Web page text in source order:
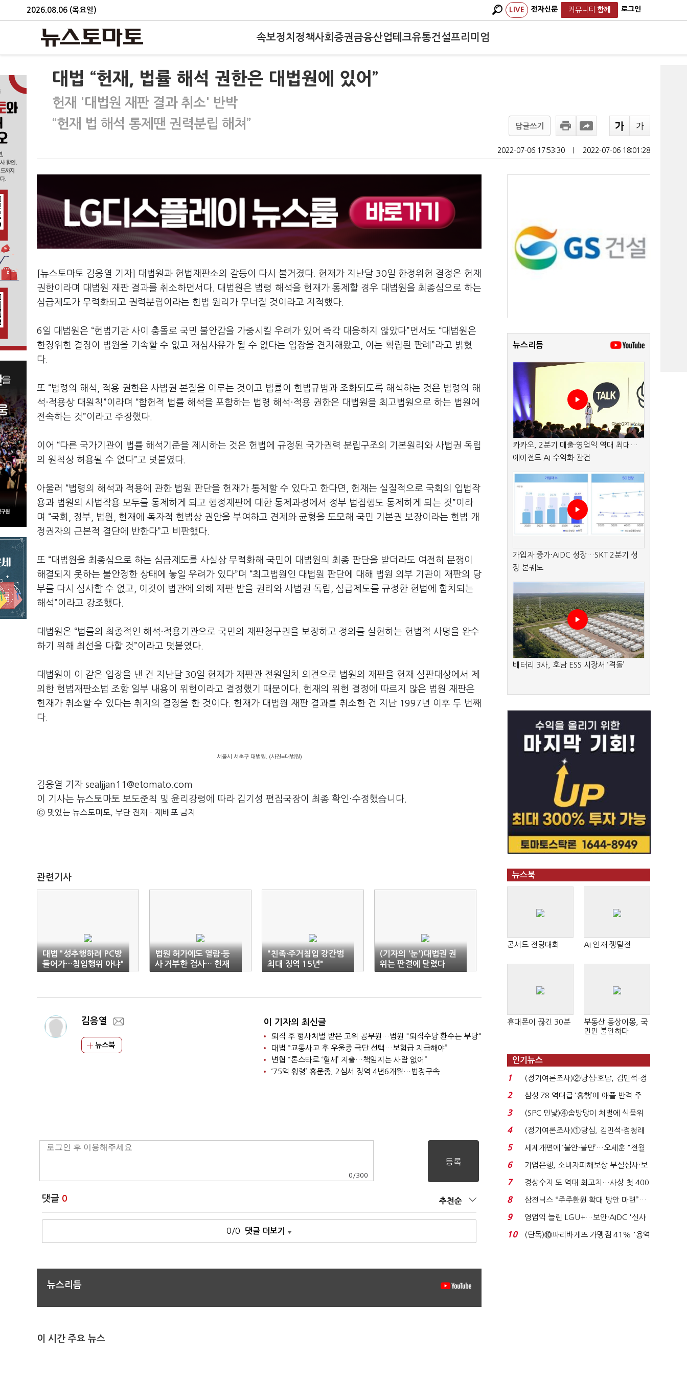
2026.08.06 (목요일) LIVE 전자신문 커뮤니티 함께 로그인
속보정치 정책사회 증권금융산업테크유통건설프리미엄
대법 “헌재, 법률 해석 권한은 대법원에 있어”
헌재 '대법원 재판 결과 취소' 반박
“헌재 법 해석 통제땐 권력분립 해쳐”
답글쓰기
2022-07-06 17:53:30 2022-07-06 18:01:28
[뉴스토마토 김응열 기자] 대법원과 헌법재판소의 갈등이 다시 불거졌다. 헌재가 지난달 30일 한정위헌 결정은 헌재
권한이라며 대법원 재판 결과를 취소하면서다. 대법원은 법령 해석을 헌재가 통제할 경우 대법원을 최종심으로 하는
심급제도가 무력화되고 권력분립이라는 헌법 원리가 무너질 것이라고 지적했다.
6일 대법원은 “헌법기관 사이 충돌로 국민 불안감을 가중시킬 우려가 있어 즉각 대응하지 않았다”면서도 “대법원은
한정위헌 결정이 법원을 기속할 수 없고 재심사유가 될 수 없다는 입장을 견지해왔고, 이는 확립된 판례”라고 밝혔
다.
또 “법령의 해석, 적용 권한은 사법권 본질을 이루는 것이고 법률이 헌법규범과 조화되도록 해석하는 것은 법령의 해
석·적용상 대원칙”이라며 “합헌적 법률 해석을 포함하는 법령 해석·적용 권한은 대법원을 최고법원으로 하는 법원에
전속하는 것”이라고 주장했다.
이어 “다른 국가기관이 법률 해석기준을 제시하는 것은 헌법에 규정된 국가권력 분립구조의 기본원리와 사법권 독립
의 원칙상 허용될 수 없다”고 덧붙였다.
아울러 “법령의 해석과 적용에 관한 법원 판단을 헌재가 통제할 수 있다고 한다면, 헌재는 실질적으로 국회의 입법작
용과 법원의 사법작용 모두를 통제하게 되고 행정재판에 대한 통제과정에서 정부 법집행도 통제하게 되는 것”이라
며 “국회, 정부, 법원, 헌재에 독자적 헌법상 권안을 부여하고 견제와 균형을 도모해 국민 기본권 보장이라는 헌법 개
정권자의 근본적 결단에 반한다”고 비판했다.
또 “대법원을 최종심으로 하는 심급제도를 사실상 무력화해 국민이 대법원의 최종 판단을 받더라도 여전히 분쟁이
해결되지 못하는 불안정한 상태에 놓일 우려가 있다”며 “최고법원인 대법원 판단에 대해 법원 외부 기관이 재판의 당
부를 다시 심사할 수 없고, 이것이 법관에 의해 재판 받을 권리와 사법권 독립, 심급제도를 규정한 헌법에 합치되는
해석”이라고 강조했다.
대법원은 “법률의 최종적인 해석·적용기관으로 국민의 재판청구권을 보장하고 정의를 실현하는 헌법적 사명을 완수
하기 위해 최선을 다할 것”이라고 덧붙였다.
대법원이 이 같은 입장을 낸 건 지난달 30일 헌재가 재판관 전원일치 의견으로 법원의 재판을 헌재 심판대상에서 제
외한 헌법재판소법 조항 일부 내용이 위헌이라고 결정했기 때문이다. 헌재의 위헌 결정에 따르지 않은 법원 재판은
헌재가 취소할 수 있다는 취지의 결정을 한 것이다. 헌재가 대법원 재판 결과를 취소한 건 지난 1997년 이후 두 번째
다.
서울시 서초구 대법원. (사진=대법원)
김응열 기자 sealjjan11@etomato.com
이 기사는 뉴스토마토 보도준칙 및 윤리강령에 따라 김기성 편집국장이 최종 확인·수정했습니다.
ⓒ 맛있는 뉴스토마토, 무단 전재 - 재배포 금지
관련기사
대법 "성추행하려 PC방
들어가…침입행위 아냐"
법원 허가에도 열람·등
사 거부한 검사… 헌재
"위헌"
"친족·주거침입 강간범
최대 징역 15년"
(기자의 '눈')대법권 권
위는 판결에 달렸다
김응열
뉴스북
이 기자의 최신글
퇴직 후 형사처벌 받은 고위 공무원…법원 "퇴직수당 환수는 부당"
대법 “교통사고 후 우울증 극단 선택…보험급 지급해야”
변협 “론스타로 ‘혈세’ 지출…책임지는 사람 없어”
‘75억 횡령’ 홍문종, 2심서 징역 4년6개월…법정구속
0 /300
댓글 0 추천순
0/0 댓글 더보기
뉴스리듬
이 시간 주요 뉴스
뉴스리듬
카카오, 2분기 매출·영업익 역대 최대…
에이전트 AI 수익화 관건
가입자 증가·AIDC 성장…SKT 2분기 성
장 본궤도
배터리 3사, 호남 ESS 시장서 ‘격돌’
뉴스북
콘서트 전당대회 AI 인재 쟁탈전
휴대폰이 끊긴 30분
부동산 동상이몽, 국
민만 불안하다
인기뉴스
1
(정기여론조사)②당심·호남, 김민석-정
청래 '초접전'...
2
삼성 Z8 역대급 ‘흥행’에 애플 반격 주
목…9월 ‘폴...
3
(SPC 민낯)④솜방망이 처벌에 식품위
생법 위반 반복...
4
(정기여론조사)①당심, 김민석·정청래
'초접전'…대통령 ...
5
세제개편에 ‘불안·불만’…오세훈 "전월
세 구하기 더 ...
6
기업은행, 소비자피해보상 부실심사·보
이스피싱 공시 ...
7
경상수지 또 역대 최고치…사상 첫 400
억달러에 '3% 성...
8
삼전닉스 “주주환원 확대 방안 마련”…
로이터에 성명...
9
영업익 늘린 LGU+…보안·AIDC '신사
업 드라이브'...
10
(단독)⑩파리바게뜨 가맹점 41% '용역